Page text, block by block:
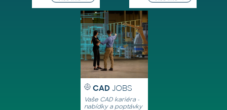
CAD JOBS
Vaše CAD kariéra -
nabídky a poptávky